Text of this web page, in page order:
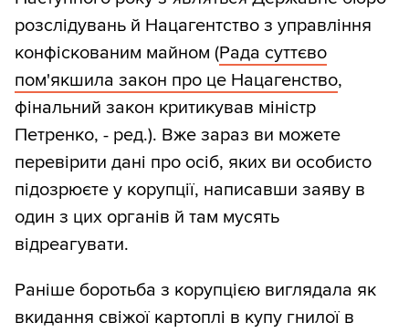
розслідувань й Нацагентство з управління
конфіскованим майном (Рада суттєво
пом'якшила закон про це Нацагенство,
фінальний закон критикував міністр
Петренко, - ред.). Вже зараз ви можете
перевірити дані про осіб, яких ви особисто
підозрюєте у корупції, написавши заяву в
один з цих органів й там мусять
відреагувати.
Раніше боротьба з корупцією виглядала як
вкидання свіжої картоплі в купу гнилої в